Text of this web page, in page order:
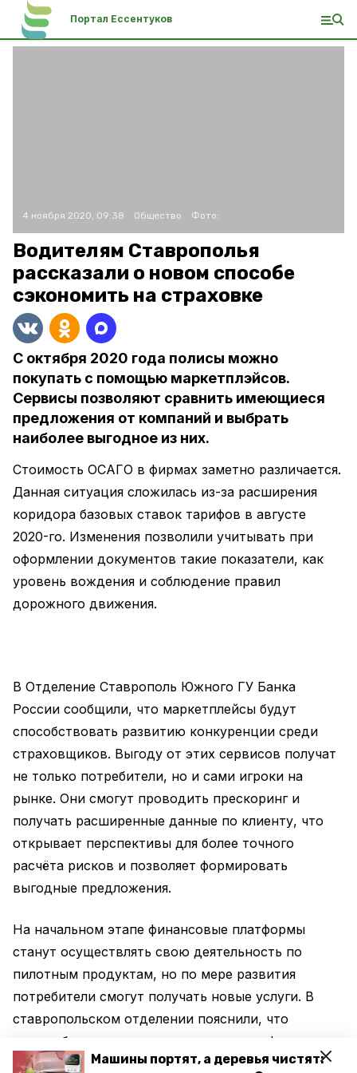
Машины портят, а деревья чистят:
Портал Ессентуков
4 ноября 2020, 09:38 Общество Фото:
Водителям Ставрополья
рассказали о новом способе
сэкономить на страховке
С октября 2020 года полисы можно
покупать с помощью маркетплэйсов.
Сервисы позволяют сравнить имеющиеся
предложения от компаний и выбрать
наиболее выгодное из них.
Стоимость ОСАГО в фирмах заметно различается.
Данная ситуация сложилась из-за расширения
коридора базовых ставок тарифов в августе
2020-го. Изменения позволили учитывать при
оформлении документов такие показатели, как
уровень вождения и соблюдение правил
дорожного движения.
В Отделение Ставрополь Южного ГУ Банка
России сообщили, что маркетплейсы будут
способствовать развитию конкуренции среди
страховщиков. Выгоду от этих сервисов получат
не только потребители, но и сами игроки на
рынке. Они смогут проводить прескоринг и
получать расширенные данные по клиенту, что
открывает перспективы для более точного
расчёта рисков и позволяет формировать
выгодные предложения.
На начальном этапе финансовые платформы
станут осуществлять свою деятельность по
пилотным продуктам, но по мере развития
потребители смогут получать новые услуги. В
ставропольском отделении пояснили, что
автолюбители смогут сравнивать платформы,
оценивая их функционал и доступные